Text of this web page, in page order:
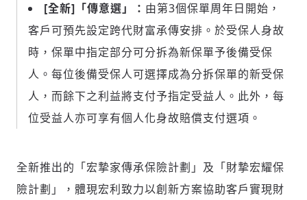
[全新] 「傳意選」： 由第3個保單周年日開始，
客戶可預先設定跨代財富承傳安排。於受保人身故
時，保單中指定部分可分拆為新保單予後備受保
人。每位後備受保人可選擇成為分拆保單的新受保
人，而餘下之利益將支付予指定受益人。此外，每
位受益人亦可享有個人化身故賠償支付選項。
全新推出的「宏摯家傳承保險計劃」及「財摯宏耀保
險計劃」，體現宏利致力以創新方案協助客戶實現財